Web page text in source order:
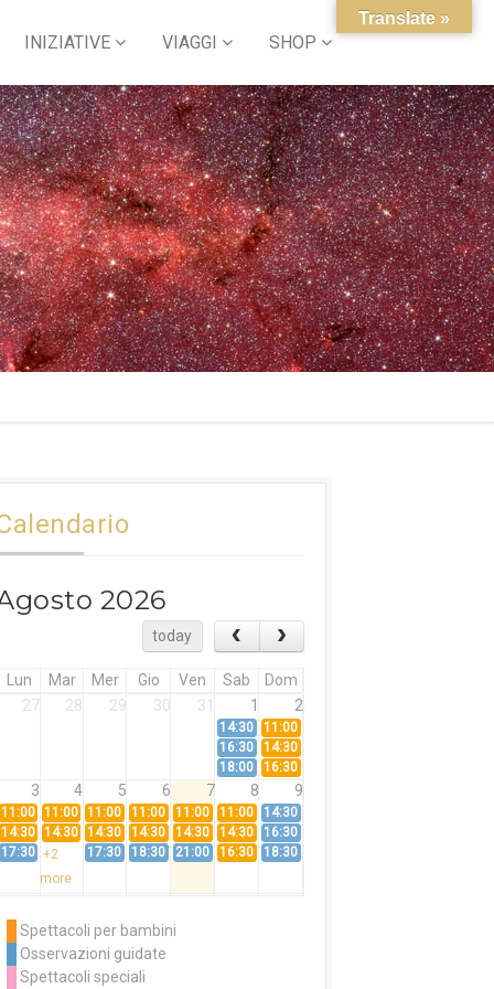
INIZIATIVE VIAGGI SHOP
2026
today
Lun Mar Mer Gio Ven Sab
Dom
27
28 29 30 31 1 2
14:30
11:00
16:30
14:30
18:00
16:30
3 4 5 6 7 8 9
11:00 11:00 11:00 11:00 11:00 11:00
14:30
14:30 14:30 14:30 14:30 14:30 14:30
16:30
17:30 +2
more
17:30 18:30 21:00 16:30 18:30
11:00
14:30
+3
Spettacoli per bambini
Osservazioni guidate
Spettacoli speciali
Translate »